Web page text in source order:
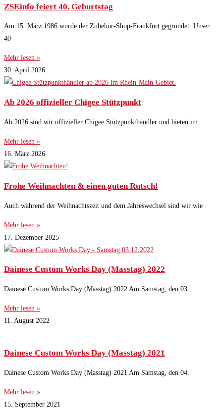
ZSF.info feiert 40. Geburtstag
Am 15. März 1986 wurde der Zubehör-Shop-Frankfurt gegründet. Unser
40
Mehr lesen »
30. April 2026
Ab 2026 offizieller Chigee Stützpunkt
Ab 2026 sind wir offizieller Chigee Stützpunkthändler und bieten im
Mehr lesen »
16. März 2026
Frohe Weihnachten & einen guten Rutsch!
Auch während der Weihnachtszeit und dem Jahreswechsel sind wir wie
Mehr lesen »
17. Dezember 2025
Dainese Custom Works Day (Masstag) 2022
Dainese Custom Works Day (Masstag) 2022 Am Samstag, den 03.
Mehr lesen »
11. August 2022
Dainese Custom Works Day (Masstag) 2021
Dainese Custom Works Day (Masstag) 2021 Am Samstag, den 04.
Mehr lesen »
15. September 2021